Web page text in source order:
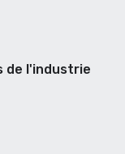
de l'industrie